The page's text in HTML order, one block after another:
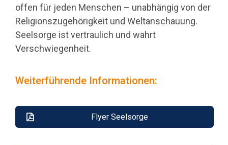
offen für jeden Menschen – unabhängig von der
Religionszugehörigkeit und Weltanschauung.
Seelsorge ist vertraulich und wahrt
Verschwiegenheit.
Weiterführende Informationen:
Flyer Seelsorge